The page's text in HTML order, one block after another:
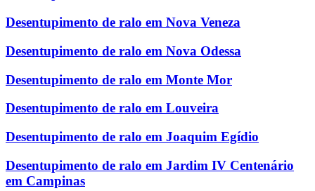
Desentupimento de ralo em Nova Veneza
Desentupimento de ralo em Nova Odessa
Desentupimento de ralo em Monte Mor
Desentupimento de ralo em Louveira
Desentupimento de ralo em Joaquim Egídio
Desentupimento de ralo em Jardim IV Centenário
em Campinas